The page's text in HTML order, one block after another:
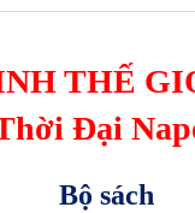
THẾ
Đại
Bộ sách